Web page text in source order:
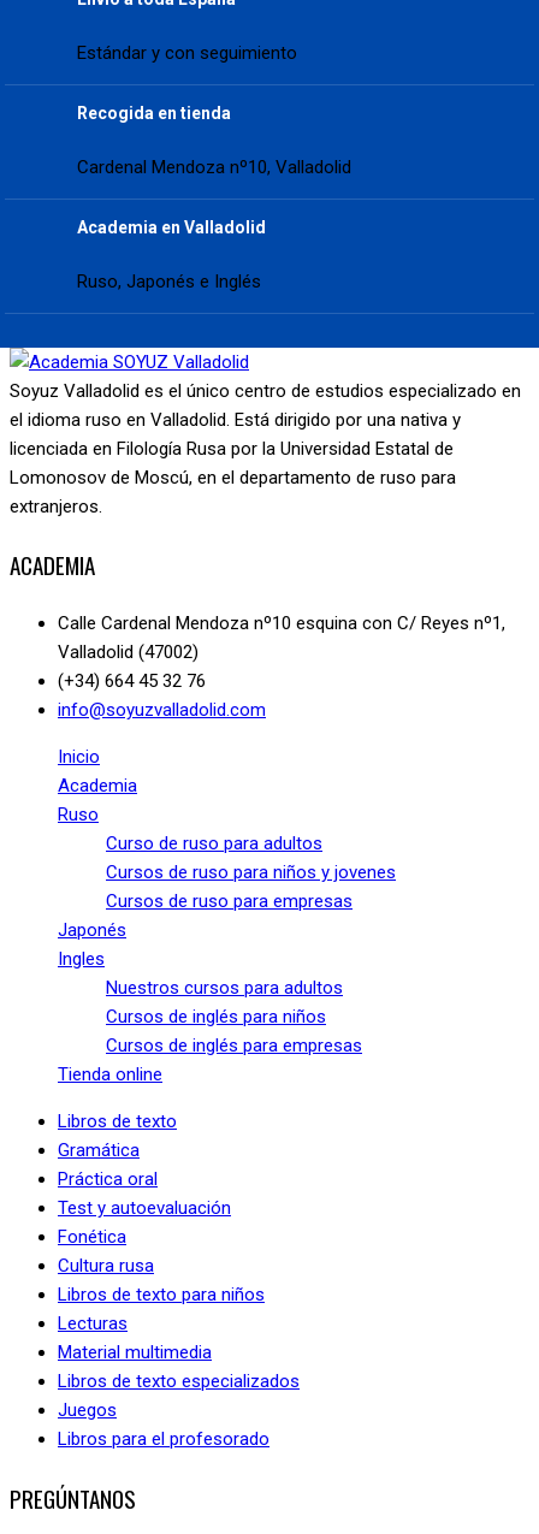
Estándar y con seguimiento
Recogida en tienda
Cardenal Mendoza nº10, Valladolid
Academia en Valladolid
Ruso, Japonés e Inglés
Soyuz Valladolid es el único centro de estudios especializado en
el idioma ruso en Valladolid. Está dirigido por una nativa y
licenciada en Filología Rusa por la Universidad Estatal de
Lomonosov de Moscú, en el departamento de ruso para
extranjeros.
ACADEMIA
Calle Cardenal Mendoza nº10 esquina con C/ Reyes nº1,
Valladolid (47002)
(+34) 664 45 32 76
info@soyuzvalladolid.com
Inicio
Academia
Ruso
Curso de ruso para adultos
Cursos de ruso para niños y jovenes
Cursos de ruso para empresas
Japonés
Ingles
Nuestros cursos para adultos
Cursos de inglés para niños
Cursos de inglés para empresas
Tienda online
Libros de texto
Gramática
Práctica oral
Test y autoevaluación
Fonética
Cultura rusa
Libros de texto para niños
Lecturas
Material multimedia
Libros de texto especializados
Juegos
Libros para el profesorado
PREGÚNTANOS